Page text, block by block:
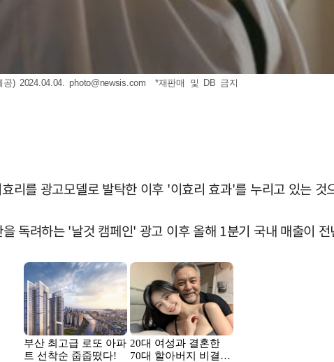
공) 2024.04.04.photo@newsis.com *재판매 및 DB 금지
리를 광고모델로 발탁한 이후 '이효리 효과'를 누리고 있는 것
독려하는 '날것 캠페인' 광고 이후 올해 1분기 국내 매출이